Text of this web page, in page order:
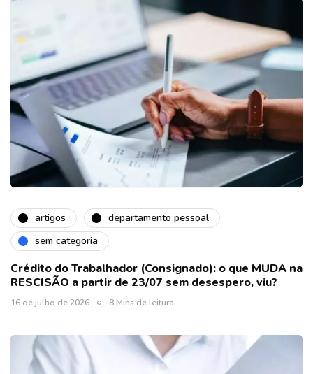
artigos
departamento pessoal
sem categoria
Crédito do Trabalhador (Consignado): o que MUDA na
RESCISÃO a partir de 23/07 sem desespero, viu?
16 de julho de 2026 8 Mins de leitura